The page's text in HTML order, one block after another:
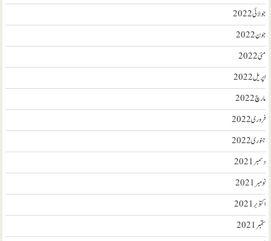
جولائی 2022
جون 2022
مئی 2022
اپریل 2022
مارچ 2022
فروری 2022
جنوری 2022
دسمبر 2021
نومبر 2021
اکتوبر 2021
ستمبر 2021